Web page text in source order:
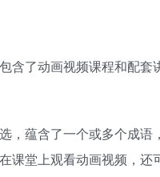
含了动画视频课程和配套
，蕴含了一个或多个成语
课堂上观看动画视频，还